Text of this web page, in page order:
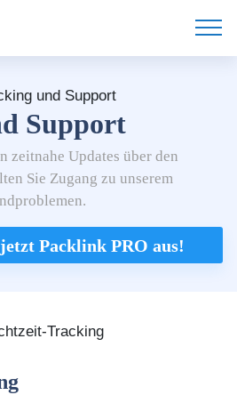
Support
zeitnahe Updates über den
Sie Zugang zu unserem
Packlink PRO aus!